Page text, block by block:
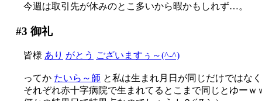
今週は取引先が休みのとこ多いから暇かもしれず…。
#3 御礼
皆様 あり がとう ございますぅ～(^-^)
ってか たいら～師 と私は生まれ月日が同じだけではな
それぞれ赤十字病院で生まれてるとこまで同じとゆーｗ